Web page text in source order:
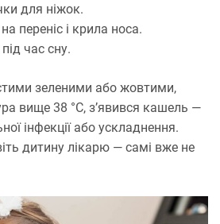
для ніжок.
переніс і крила носа.
час сну.
зеленими або жовтими,
вище 38 °С, з’явився кашель —
інфекції або ускладнення.
дитину лікарю — самі вже не